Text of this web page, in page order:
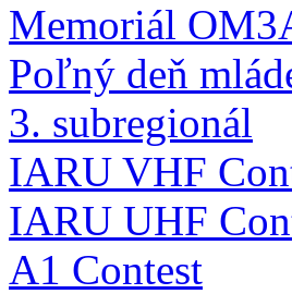
Memoriál
Poľný deň
3. subregionál
IARU VHF
IARU UHF
A1 Contest